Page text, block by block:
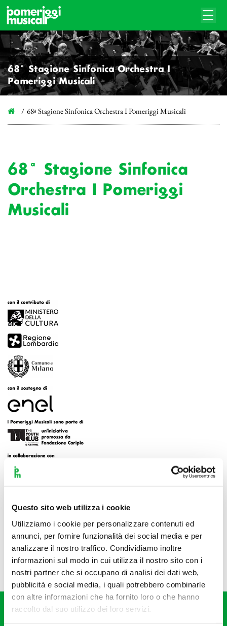
Questo sito web utilizza i cookie
Utilizziamo i cookie per personalizzare contenuti ed
annunci, per fornire funzionalità dei social media e per
analizzare il nostro traffico. Condividiamo inoltre
informazioni sul modo in cui utilizza il nostro sito con i
nostri partner che si occupano di analisi dei dati web,
pubblicità e social media, i quali potrebbero combinarle
con altre informazioni che ha fornito loro o che hanno
raccolto dal suo utilizzo dei loro servizi.
68ª Stagione Sinfonica Orchestra I
Pomeriggi Musicali
68ª Stagione Sinfonica Orchestra I Pomeriggi Musicali
68ª Stagione Sinfonica
Orchestra I Pomeriggi
Musicali